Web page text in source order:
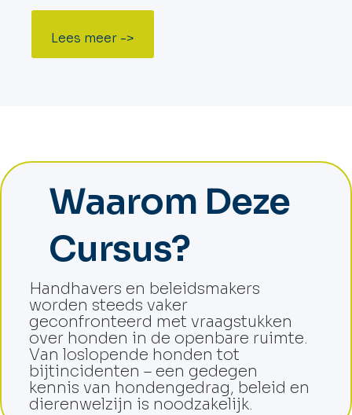
Lees meer ->
Waarom Deze
Cursus?
Handhavers en beleidsmakers
worden steeds vaker
geconfronteerd met vraagstukken
over honden in de openbare ruimte.
Van loslopende honden tot
bijtincidenten – een gedegen
kennis van hondengedrag, beleid en
dierenwelzijn is noodzakelijk.